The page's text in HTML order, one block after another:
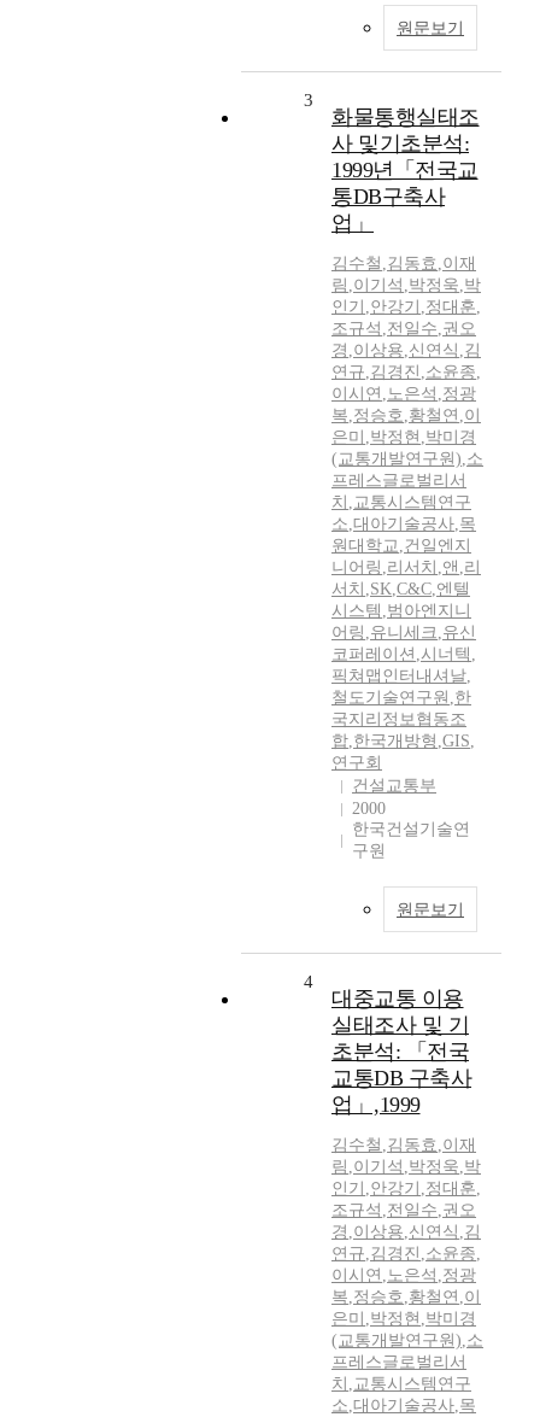
원문보기
3
화물통행실태조
사 및기초분석:
1999년「전국교
통DB구축사
업」
김수철 ,김동효 ,이재
림 ,이기석 ,박정욱,박
인기 ,안강기 ,정대훈,
조규석 ,전일수,권오
경 ,이상용,신연식 ,김
연규,김경진 ,소윤종,
이시연 ,노은석 ,정광
복,정승호,황철연 ,이
은미 ,박정현 ,박미경
(교통개발연구원),소
프레스글로벌리서
치 ,교통시스템연구
소,대아기술공사,목
원대학교,건일엔지
니어링 ,리서치 ,앤 ,리
서치 ,SK,C&C,엔텔
시스템 ,범아엔지니
어링 ,유니세크,유신
코퍼레이션 ,시너텍 ,
픽쳐맵인터내셔날,
철도기술연구원 ,한
국지리정보협동조
합,한국개방형 ,GIS,
연구회
건설교통부
2000
한국건설기술연
구원
원문보기
4
대중교통 이용
실태조사 및 기
초분석: 「전국
교통DB 구축사
업」,1999
김수철 ,김동효 ,이재
림 ,이기석 ,박정욱,박
인기 ,안강기 ,정대훈,
조규석 ,전일수,권오
경 ,이상용,신연식 ,김
연규,김경진 ,소윤종,
이시연 ,노은석 ,정광
복,정승호,황철연 ,이
은미 ,박정현 ,박미경
(교통개발연구원),소
프레스글로벌리서
치 ,교통시스템연구
소,대아기술공사,목